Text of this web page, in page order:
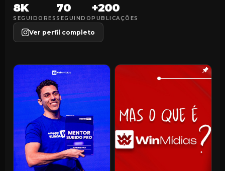
8K
SEGUIDORES
70
SEGUINDO
+200
PUBLICAÇÕES
Ver perfil completo